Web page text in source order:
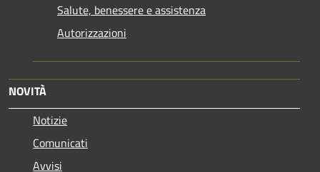
Salute, benessere e assistenza
Autorizzazioni
NOVITÀ
Notizie
Comunicati
Avvisi